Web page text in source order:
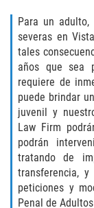
Record
Sex
Para un adulto,
severas en
tales
años que sea
requiere de
puede brindar
juvenil y
Law Firm
podrán
tratando de
transferencia,
peticiones y
Penal de